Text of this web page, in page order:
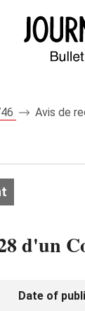
Avis de
d'un
Date of